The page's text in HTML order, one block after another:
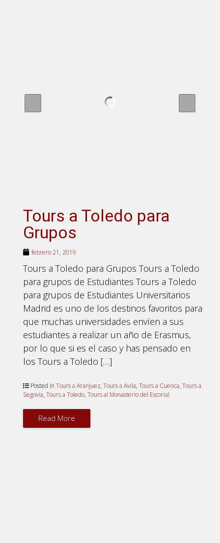
Tours a Toledo para
Grupos
febrero 21, 2019
Tours a Toledo para Grupos Tours a Toledo
para grupos de Estudiantes Tours a Toledo
para grupos de Estudiantes Universitarios
Madrid es uno de los destinos favoritos para
que muchas universidades envíen a sus
estudiantes a realizar un año de Erasmus,
por lo que si es el caso y has pensado en
los Tours a Toledo […]
Posted inTours a Aranjuez,Tours a Avila,Tours a Cuenca,Tours a
Segovia,Tours a Toledo,Tours al Monasterio del Escorial
Read More